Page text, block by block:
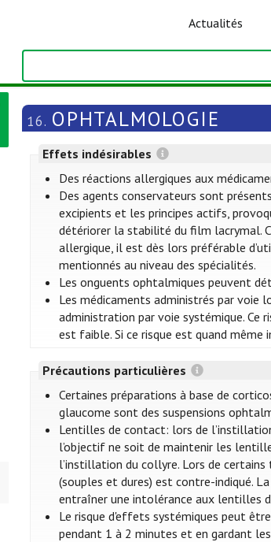
Actualités
16. OPHTALMOLOGIE
Effets indésirables
Des réactions allergiques aux
Des agents conservateurs sont
excipients et les principes actifs,
détériorer la stabilité du film lacrymal.
allergique, il est dès lors préférable
mentionnés au niveau des spécialités.
Les onguents ophtalmiques peuvent
Les médicaments administrés par voie
administration par voie systémique.
est faible. Si ce risque est quand
Précautions particulières
Certaines préparations à base de
glaucome sont des suspensions
Lentilles de contact: lors de
l’objectif ne soit de maintenir les
l’instillation du collyre. Lors de
(souples et dures) est contre-indiqué.
entraîner une intolérance aux lentilles
Le risque d'effets systémiques peut
pendant 1 à 2 minutes et en gardant